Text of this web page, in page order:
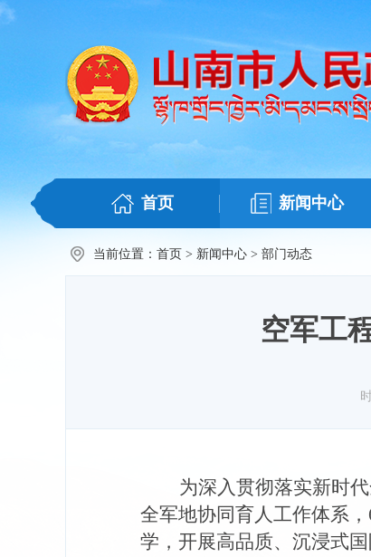
首页 新闻中心
当前位置： 首页 > 新闻中心 > 部门动态
空军工
为深入贯彻落实新时
全军地协同育人工作体系
学，开展高品质、沉浸式